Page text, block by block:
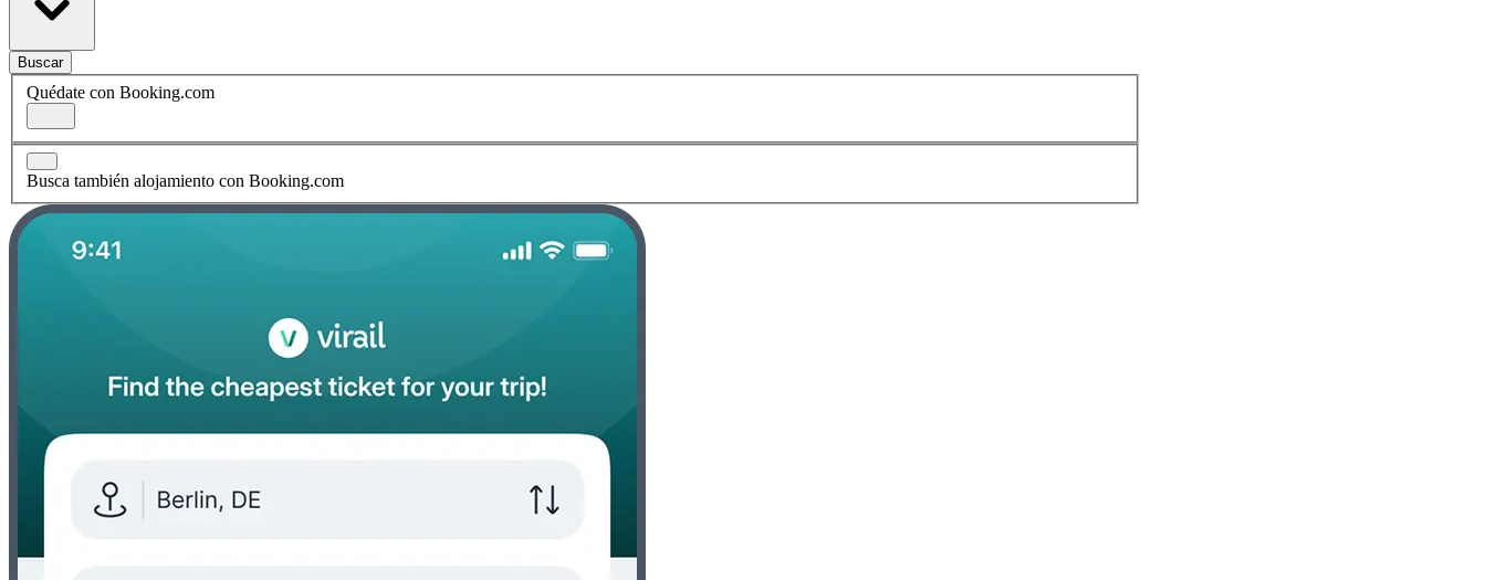
Buscar
Quédate con Booking.com
Busca también alojamiento con Booking.com